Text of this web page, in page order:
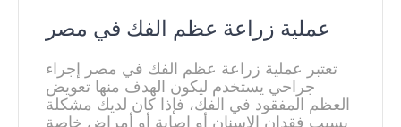
عملية زراعة عظم الفك في مصر
تعتبر عملية زراعة عظم الفك في مصر إجراء
جراحي يستخدم ليكون الهدف منها تعويض
العظم المفقود في الفك، فإذا كان لديك مشكلة
بسبب فقدان الاسنان أو إصابة أو أمراض خاصة